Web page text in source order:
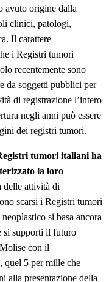
avuto origine dalla
clinici, patologi,
Il carattere
i Registri tumori
recentemente sono
da soggetti pubblici per
di registrazione l’intero
negli anni può essere
dei registri tumori.
tumori italiani ha
la loro
delle attività di
scarsi i Registri tumori
si basa ancora
si supporti il futuro
con il
quel 5 per mille che
alla presentazione della